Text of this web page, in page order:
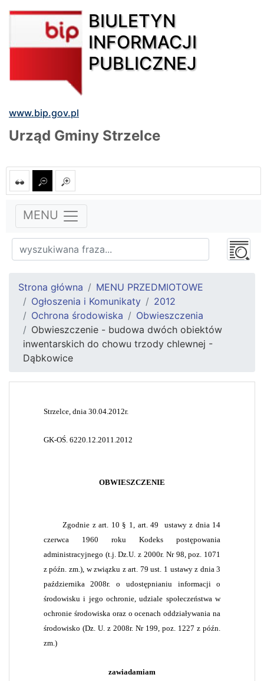
BIULETYN
INFORMACJI
PUBLICZNEJ
www.bip.gov.pl
Urząd Gminy Strzelce
MENU
Strona główna
MENU PRZEDMIOTOWE
Ogłoszenia i Komunikaty
2012
Ochrona środowiska
Obwieszczenia
Obwieszczenie - budowa dwóch obiektów
inwentarskich do chowu trzody chlewnej -
Dąbkowice
Strzelce, dnia 30.04.2012r.
GK-OŚ. 6220.12.2011.2012
OBWIESZCZENIE
Zgodnie z art. 10 § 1, art. 49
ustawy z dnia 14
czerwca 1960 roku Kodeks postępowania
administracyjnego (t.j. Dz.U. z 2000r. Nr 98, poz. 1071
z późn. zm.), w związku z art. 79 ust. 1 ustawy z dnia 3
października 2008r. o udostępnianiu informacji o
środowisku i jego ochronie, udziale społeczeństwa w
ochronie środowiska oraz o ocenach oddziaływania na
środowisko (Dz. U. z 2008r. Nr 199, poz. 1227 z późn.
zm.)
zawiadamiam